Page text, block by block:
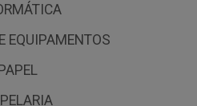
EQUIPAMENTOS